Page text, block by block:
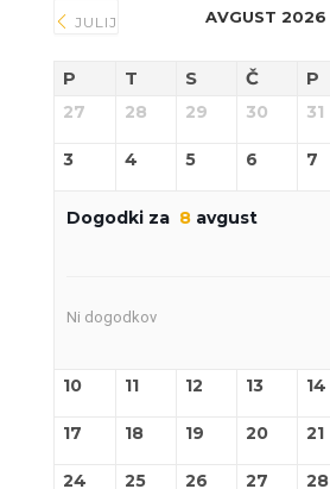
JULIJ AVGUST 2026
P T S Č P
27 28 29 30 31
3 4 5 6 7
Dogodki za 8avgust
Ni dogodkov
10 11 12 13 14
17 18 19 20 21
24 25 26 27 28